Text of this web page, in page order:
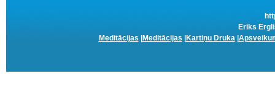
Eriks
Meditācijas
Meditācijas Kartiņu Druka|